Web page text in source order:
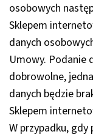
osobowych
Sklepem
danych
Umowy. Podanie
dobrowolne,
danych będzie
Sklepem
W przypadku, gdy